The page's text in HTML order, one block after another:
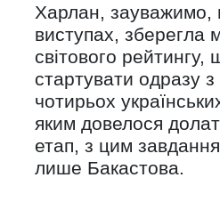
Харлан, зауважимо,
виступах, зберегла
світового рейтингу,
стартувати одразу
чотирьох
яким довелося
етап, з цим
лише Бакастова.